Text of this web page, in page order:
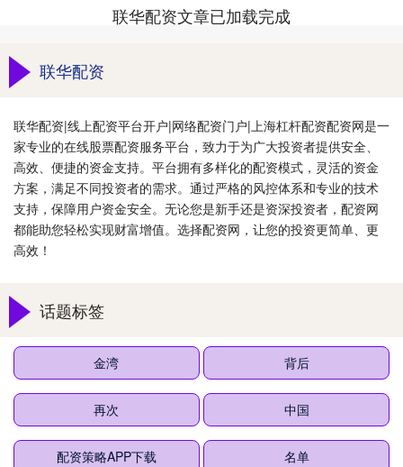
联华配资文章已加载完成
联华配资
联华配资|线上配资平台开户|网络配资门户|上海杠杆配资配资网是一
家专业的在线股票配资服务平台，致力于为广大投资者提供安全、
高效、便捷的资金支持。平台拥有多样化的配资模式，灵活的资金
方案，满足不同投资者的需求。通过严格的风控体系和专业的技术
支持，保障用户资金安全。无论您是新手还是资深投资者，配资网
都能助您轻松实现财富增值。选择配资网，让您的投资更简单、更
高效！
话题标签
金湾 背后
再次 中国
配资策略APP下载 名单